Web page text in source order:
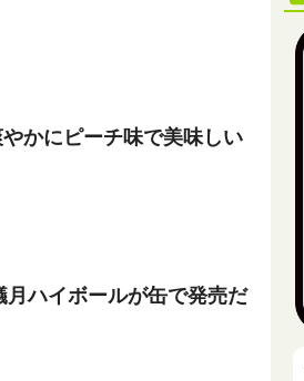
かにピーチ味で美味しい
ハイボールが缶で発売だ